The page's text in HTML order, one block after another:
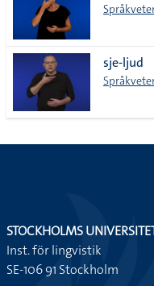
lista
sje-ljud
STOCKHOLMS
Inst. för lingvistik
SE-106 91 Stockholm